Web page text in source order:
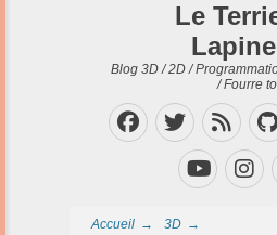
Le
Blog 3D / 2D /
/ Fourre
Facebook
Accueil → 3D →